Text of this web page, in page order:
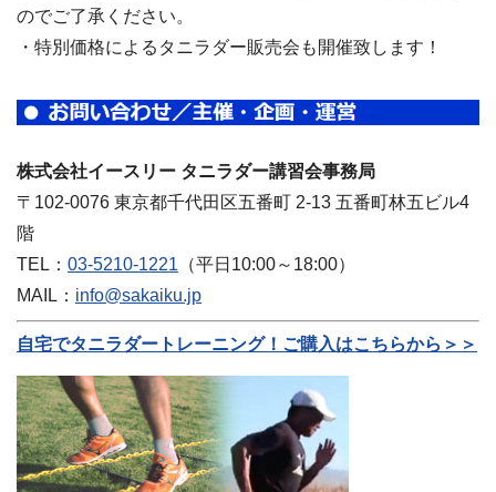
のでご了承ください。
・特別価格によるタニラダー販売会も開催致します！
株式会社イースリー タニラダー講習会事務局
〒102-0076 東京都千代田区五番町 2-13 五番町林五ビル4
階
TEL： 03-5210-1221 （平日10:00～18:00）
MAIL： info@sakaiku.jp
自宅でタニラダートレーニング！ご購入はこちらから＞＞